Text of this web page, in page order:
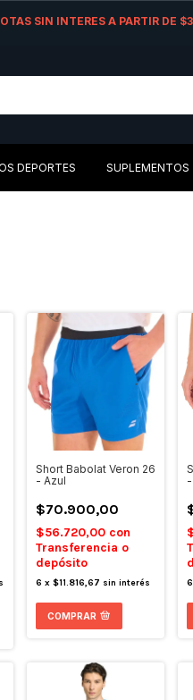
SIN INTERES A PARTIR DE
DEPORTES SUPLEMENTOS
Short Babolat Veron 26
- Azul
$70.900,00
$56.720,00 con
Transferencia o
depósito
6 x $11.816,67 sin interés
COMPRAR
6